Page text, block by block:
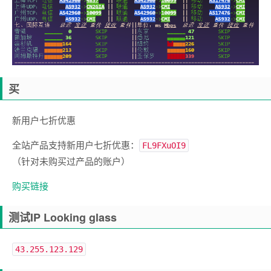
买
新用户七折优惠
全站产品支持新用户七折优惠：
FL9FXuOI9
（针对未购买过产品的账户）
购买链接
测试IP Looking glass
43.255.123.129